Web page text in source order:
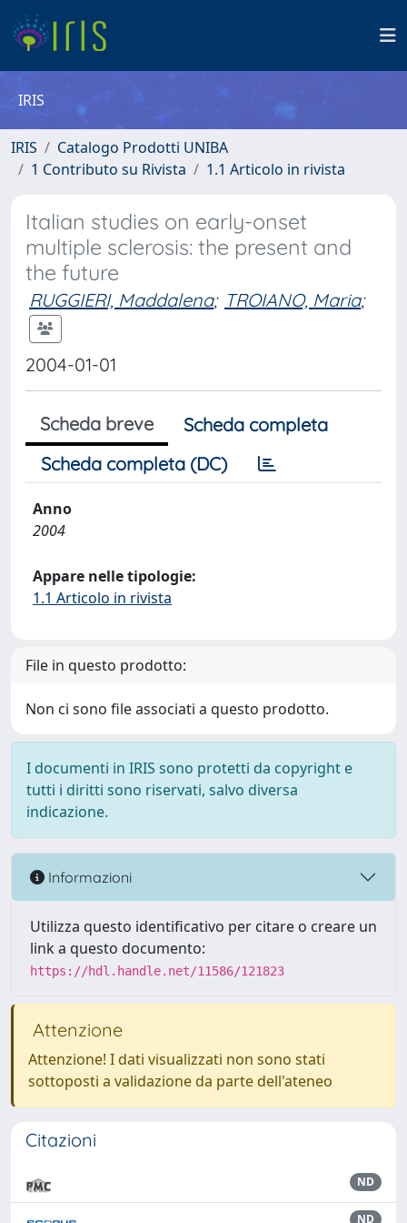
IRIS
IRIS
Catalogo Prodotti UNIBA
1 Contributo su Rivista
1.1 Articolo in rivista
Italian studies on early-onset
multiple sclerosis: the present and
the future
RUGGIERI, Maddalena; TROIANO, Maria;
2004-01-01
Scheda breve
Scheda completa
Scheda completa (DC)
Anno
2004
Appare nelle tipologie:
1.1 Articolo in rivista
File in questo prodotto:
Non ci sono file associati a questo prodotto.
I documenti in IRIS sono protetti da copyright e
tutti i diritti sono riservati, salvo diversa
indicazione.
Informazioni
Utilizza questo identificativo per citare o creare un
link a questo documento:
https://hdl.handle.net/11586/121823
Attenzione
Attenzione! I dati visualizzati non sono stati
sottoposti a validazione da parte dell'ateneo
Citazioni
ND
ND